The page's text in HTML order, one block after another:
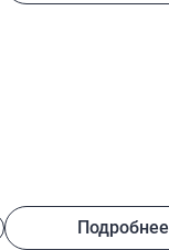
Подробнее